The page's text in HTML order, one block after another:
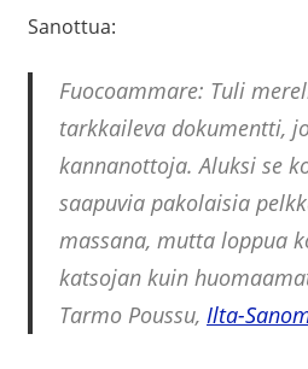
Sanottua:
Fuocoammare: Tuli
tarkkaileva dokumentti,
kannanottoja. Aluksi se
saapuvia pakolaisia
massana, mutta loppua
katsojan kuin
Tarmo Poussu, Ilta-